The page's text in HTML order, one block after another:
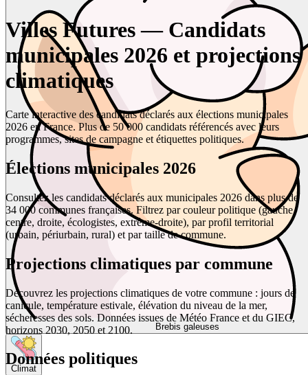
Brebis galeuses
Climat
Villes Futures — Candidats
municipales 2026 et projections
climatiques
Carte interactive des candidats déclarés aux élections municipales
2026 en France. Plus de 50 000 candidats référencés avec leurs
programmes, sites de campagne et étiquettes politiques.
Élections municipales 2026
Consultez les candidats déclarés aux municipales 2026 dans plus de
34 000 communes françaises. Filtrez par couleur politique (gauche,
centre, droite, écologistes, extrême-droite), par profil territorial
(urbain, périurbain, rural) et par taille de commune.
Projections climatiques par commune
Découvrez les projections climatiques de votre commune : jours de
canicule, température estivale, élévation du niveau de la mer,
sécheresses des sols. Données issues de Météo France et du GIEC,
horizons 2030, 2050 et 2100.
Données politiques